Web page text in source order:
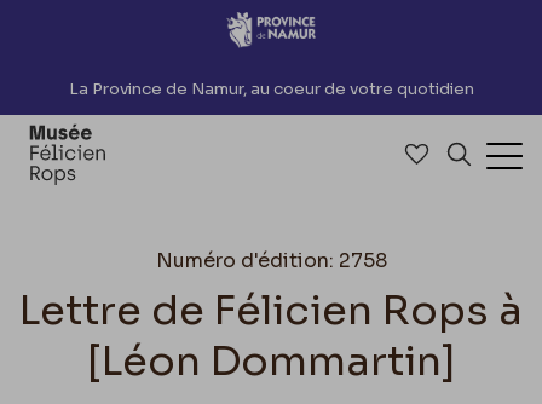
Accèder directement au contenu
La Province de Namur, au coeur de votre quotidien
Accéder à
Numéro d'édition: 2758
Lettre de Félicien Rops à
[Léon Dommartin]